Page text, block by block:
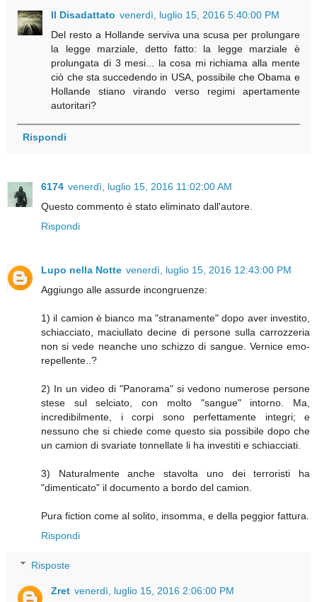
Il Disadattato venerdì, luglio 15, 2016 5:40:00 PM
Del resto a Hollande serviva una scusa per prolungare
la legge marziale, detto fatto: la legge marziale è
prolungata di 3 mesi... la cosa mi richiama alla mente
ciò che sta succedendo in USA, possibile che Obama e
Hollande stiano virando verso regimi apertamente
autoritari?
Rispondi
6174 venerdì, luglio 15, 2016 11:02:00 AM
Questo commento è stato eliminato dall'autore.
Rispondi
Lupo nella Notte venerdì, luglio 15, 2016 12:43:00 PM
Aggiungo alle assurde incongruenze:
1) il camion è bianco ma "stranamente" dopo aver investito,
schiacciato, maciullato decine di persone sulla carrozzeria
non si vede neanche uno schizzo di sangue. Vernice emo-
repellente..?
2) In un video di "Panorama" si vedono numerose persone
stese sul selciato, con molto "sangue" intorno. Ma,
incredibilmente, i corpi sono perfettamente integri; e
nessuno che si chiede come questo sia possibile dopo che
un camion di svariate tonnellate li ha investiti e schiacciati.
3) Naturalmente anche stavolta uno dei terroristi ha
"dimenticato" il documento a bordo del camion.
Pura fiction come al solito, insomma, e della peggior fattura.
Rispondi
Risposte
Zret venerdì, luglio 15, 2016 2:06:00 PM